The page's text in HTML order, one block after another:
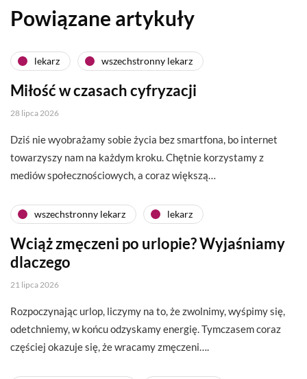
Powiązane artykuły
lekarz wszechstronny lekarz
Miłość w czasach cyfryzacji
28 lipca 2026
Dziś nie wyobrażamy sobie życia bez smartfona, bo internet
towarzyszy nam na każdym kroku. Chętnie korzystamy z
mediów społecznościowych, a coraz większą…
wszechstronny lekarz lekarz
Wciąż zmęczeni po urlopie? Wyjaśniamy
dlaczego
21 lipca 2026
Rozpoczynając urlop, liczymy na to, że zwolnimy, wyśpimy się,
odetchniemy, w końcu odzyskamy energię. Tymczasem coraz
częściej okazuje się, że wracamy zmęczeni….